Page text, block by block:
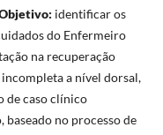
identificar os
do Enfermeiro
na recuperação
a nível dorsal,
de caso clínico
no processo de